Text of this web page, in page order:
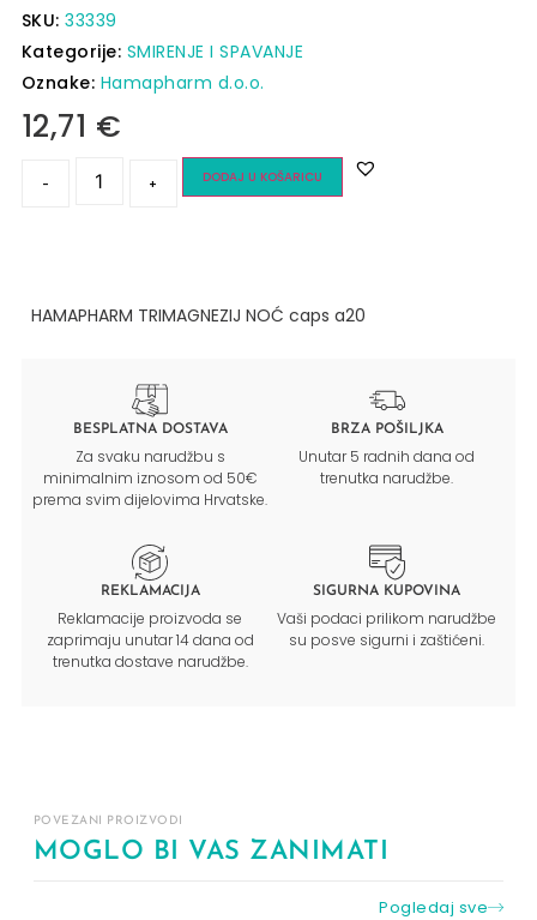
SKU:33339
Kategorije: SMIRENJE I SPAVANJE
Oznake: Hamapharm d.o.o.
12,71 €
- + DODAJ U KOŠARICU
HAMAPHARM TRIMAGNEZIJ NOĆ caps a20
BESPLATNA DOSTAVA
Za svaku narudžbu s
minimalnim iznosom od 50€
prema svim dijelovima Hrvatske.
BRZA POŠILJKA
Unutar 5 radnih dana od
trenutka narudžbe.
REKLAMACIJA
Reklamacije proizvoda se
zaprimaju unutar 14 dana od
trenutka dostave narudžbe.
SIGURNA KUPOVINA
Vaši podaci prilikom narudžbe
su posve sigurni i zaštićeni.
POVEZANI PROIZVODI
MOGLO BI VAS ZANIMATI
Pogledaj sve